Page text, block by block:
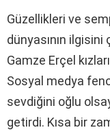
Güzellikleri ve
dünyasının ilgisini
Gamze Erçel
Sosyal medya
sevdiğini oğlu
getirdi. Kısa bir